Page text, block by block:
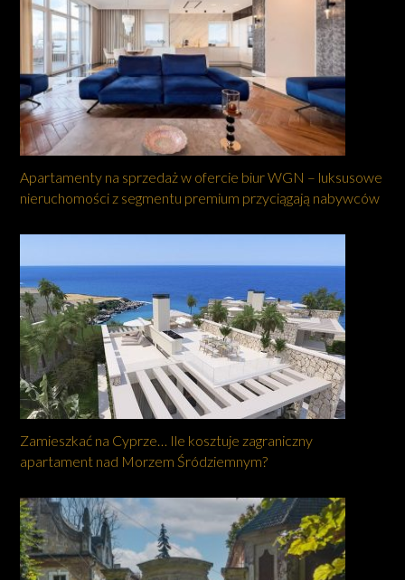
Apartamenty na sprzedaż w ofercie biur WGN – luksusowe
nieruchomości z segmentu premium przyciągają nabywców
Zamieszkać na Cyprze… Ile kosztuje zagraniczny
apartament nad Morzem Śródziemnym?